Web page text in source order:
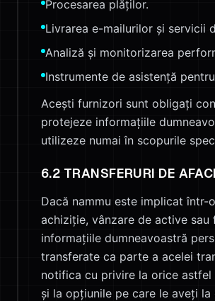
Procesarea plăților.
Livrarea e-mailurilor și servicii
Analiză și monitorizarea
Instrumente de asistență
Acești furnizori sunt obligați
protejeze informațiile
utilizeze numai în scopurile
6.2 TRANSFERURI DE
Dacă nammu este implicat într-
achiziție, vânzare de active sau
informațiile dumneavoastră
transferate ca parte a acelei
notifica cu privire la orice
și la opțiunile pe care le aveți la